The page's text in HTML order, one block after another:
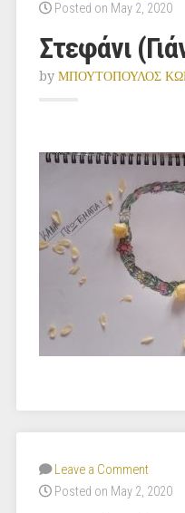
Posted on May 2, 2020
Στεφάνι
by ΜΠΟΥΤΟΠΟΥΛΟΣ
Leave a Comment
Posted on May 2, 2020